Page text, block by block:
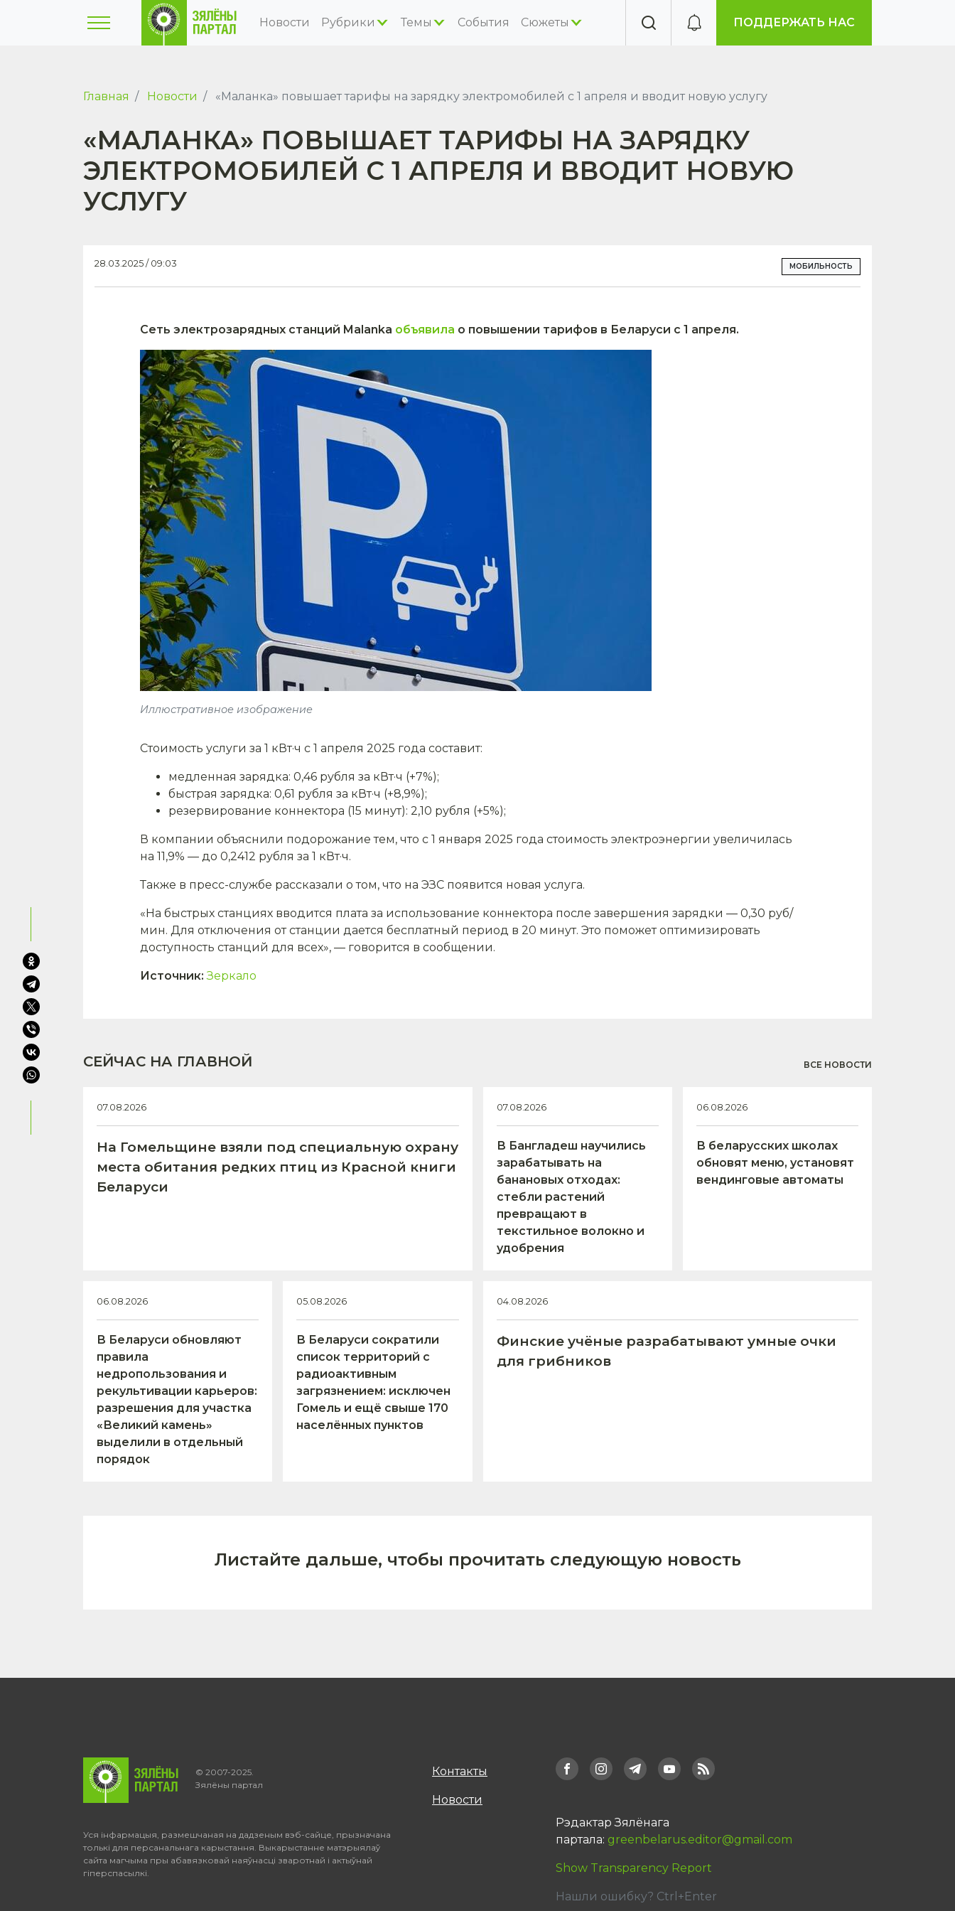
Новости Рубрики Темы События Сюжеты ПОДДЕРЖАТЬ НАС
Главная Новости «Маланка» повышает тарифы на зарядку электромобилей с 1 апреля и вводит новую услугу
«МАЛАНКА» ПОВЫШАЕТ ТАРИФЫ НА ЗАРЯДКУ
ЭЛЕКТРОМОБИЛЕЙ С 1 АПРЕЛЯ И ВВОДИТ НОВУЮ
УСЛУГУ
28.03.2025 / 09:03 МОБИЛЬНОСТЬ
Сеть электрозарядных станций Malanka объявила о повышении тарифов в Беларуси с 1 апреля.
Иллюстративное изображение
Стоимость услуги за 1 кВт·ч с 1 апреля 2025 года составит:
медленная зарядка: 0,46 рубля за кВт·ч (+7%);
быстрая зарядка: 0,61 рубля за кВт·ч (+8,9%);
резервирование коннектора (15 минут): 2,10 рубля (+5%);
В компании объяснили подорожание тем, что с 1 января 2025 года стоимость электроэнергии увеличилась
на 11,9% — до 0,2412 рубля за 1 кВт·ч.
Также в пресс-службе рассказали о том, что на ЭЗС появится новая услуга.
«На быстрых станциях вводится плата за использование коннектора после завершения зарядки — 0,30 руб/
мин. Для отключения от станции дается бесплатный период в 20 минут. Это поможет оптимизировать
доступность станций для всех», — говорится в сообщении.
Источник: Зеркало
СЕЙЧАС НА ГЛАВНОЙ ВСЕ НОВОСТИ
07.08.2026
На Гомельщине взяли под специальную охрану
места обитания редких птиц из Красной книги
Беларуси
07.08.2026
В Бангладеш научились
зарабатывать на
банановых отходах:
стебли растений
превращают в
текстильное волокно и
удобрения
06.08.2026
В беларусских школах
обновят меню, установят
вендинговые автоматы
06.08.2026
В Беларуси обновляют
правила
недропользования и
рекультивации карьеров:
разрешения для участка
«Великий камень»
выделили в отдельный
порядок
05.08.2026
В Беларуси сократили
список территорий с
радиоактивным
загрязнением: исключен
Гомель и ещё свыше 170
населённых пунктов
04.08.2026
Финские учёные разрабатывают умные очки
для грибников
Листайте дальше, чтобы прочитать следующую новость
Контакты
Новости
© 2007-2025.
Зялёны партал
Уся інфармацыя, размешчаная на дадзеным вэб-сайце, прызначана
толькі для персанальнага карыстання. Выкарыстанне матэрыялаў
сайта магчыма пры абавязковай наяўнасці зваротнай і актыўнай
гіперспасылкі.
Рэдактар Зялёнага
партала: greenbelarus.editor@gmail.com
Show Transparency Report
Нашли ошибку? Ctrl+Enter